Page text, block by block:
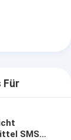
Für
SMS